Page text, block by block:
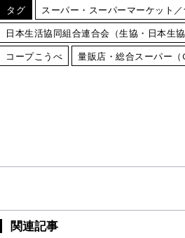
タグ
スーパー・スーパーマーケット／
日本生活協同組合連合会（生協・日本生協
コープこうべ
量販店・総合スーパー
関連記事